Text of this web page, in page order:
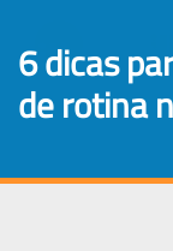
6 dicas para fazer uma boa gestão
de rotina